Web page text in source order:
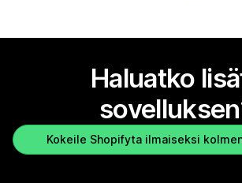
Haluatko
Kokeile Shopifyta ilmaiseksi